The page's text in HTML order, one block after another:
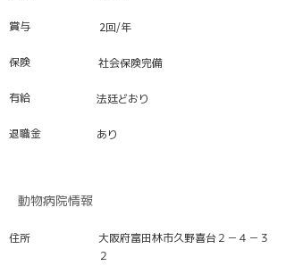
賞与 2回/年
保険 社会保険完備
有給 法廷どおり
退職金 あり
動物病院情報
​住所
大阪府富田林市久野喜台２－４－３
２